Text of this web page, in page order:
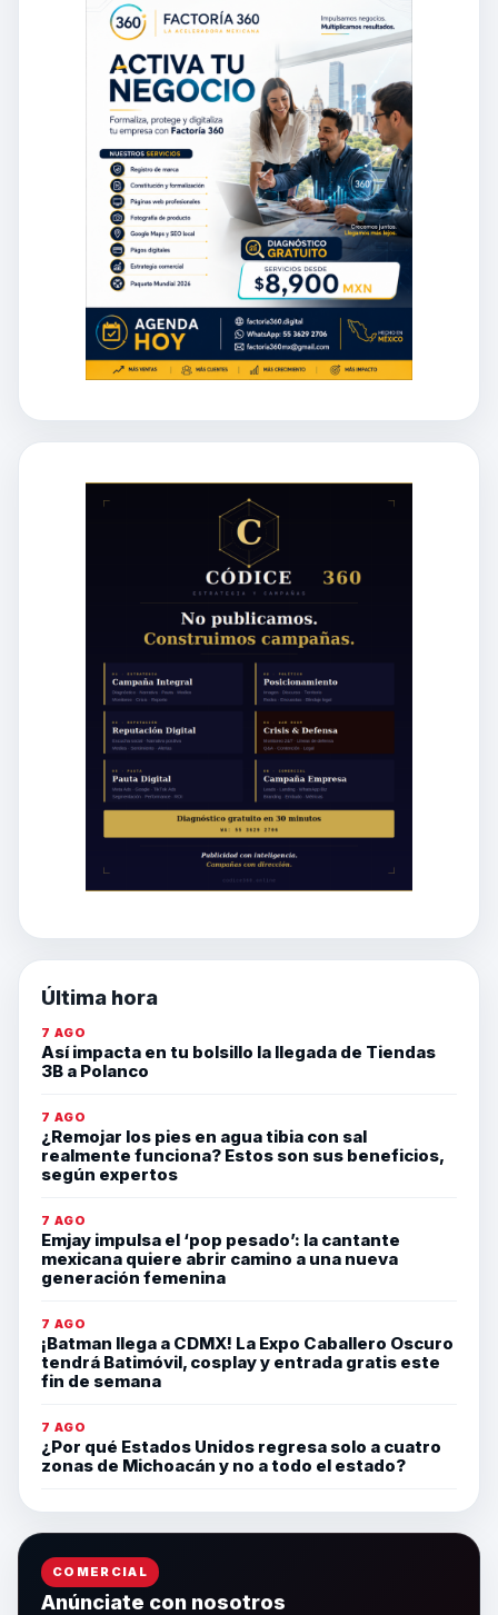
Última hora
7 AGO
Así impacta en tu bolsillo la llegada de Tiendas
3B a Polanco
7 AGO
¿Remojar los pies en agua tibia con sal
realmente funciona? Estos son sus beneficios,
según expertos
7 AGO
Emjay impulsa el ‘pop pesado’: la cantante
mexicana quiere abrir camino a una nueva
generación femenina
7 AGO
¡Batman llega a CDMX! La Expo Caballero Oscuro
tendrá Batimóvil, cosplay y entrada gratis este
fin de semana
7 AGO
¿Por qué Estados Unidos regresa solo a cuatro
zonas de Michoacán y no a todo el estado?
COMERCIAL
Anúnciate con nosotros